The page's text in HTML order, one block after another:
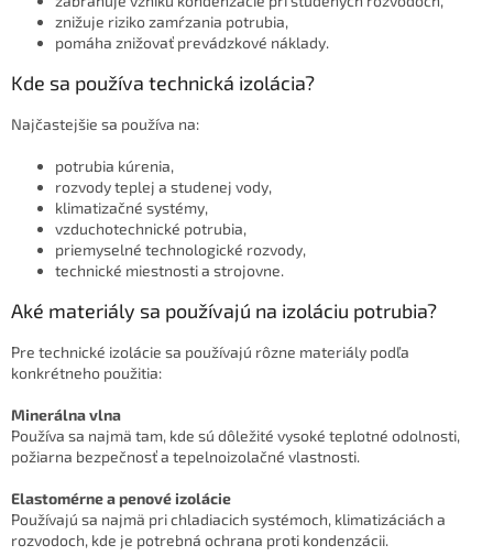
s
u
znižuje riziko zamŕzania potrubia,
pomáha znižovať prevádzkové náklady.
Kde sa používa technická izolácia?
Najčastejšie sa používa na:
potrubia kúrenia,
rozvody teplej a studenej vody,
klimatizačné systémy,
vzduchotechnické potrubia,
priemyselné technologické rozvody,
technické miestnosti a strojovne.
Aké materiály sa používajú na izoláciu potrubia?
Pre technické izolácie sa používajú rôzne materiály podľa
konkrétneho použitia:
Minerálna vlna
Používa sa najmä tam, kde sú dôležité vysoké teplotné odolnosti,
požiarna bezpečnosť a tepelnoizolačné vlastnosti.
Elastomérne a penové izolácie
Používajú sa najmä pri chladiacich systémoch, klimatizáciách a
rozvodoch, kde je potrebná ochrana proti kondenzácii.